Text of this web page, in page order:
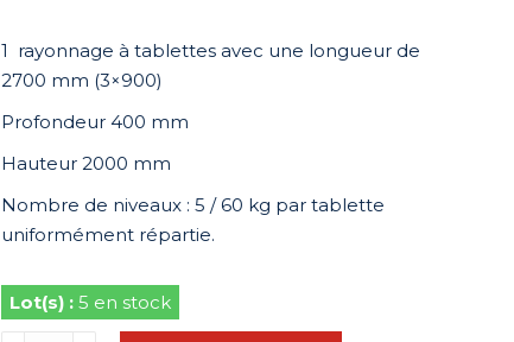
1 rayonnage à tablettes avec une longueur de
2700 mm (3×900)
Profondeur 400 mm
Hauteur 2000 mm
Nombre de niveaux : 5 / 60 kg par tablette
uniformément répartie.
5 en stock